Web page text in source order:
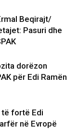
Beqirajt/
Pasuri dhe
dorëzon
për Edi Ramën
të fortë Edi
në Evropë